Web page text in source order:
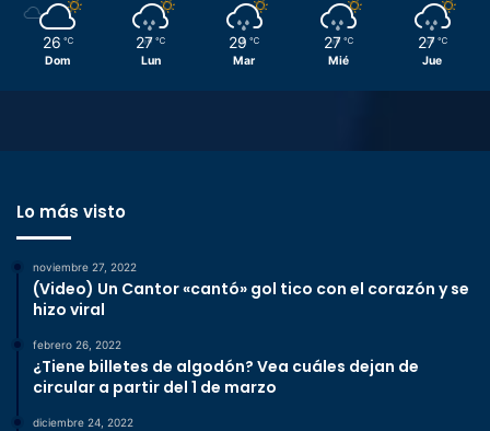
26 ℃
Dom
27 ℃
Lun
29 ℃
Mar
27 ℃
Mié
27 ℃
Jue
Lo más visto
noviembre 27, 2022
(Video) Un Cantor «cantó» gol tico con el corazón y se
hizo viral
febrero 26, 2022
¿Tiene billetes de algodón? Vea cuáles dejan de
circular a partir del 1 de marzo
diciembre 24, 2022